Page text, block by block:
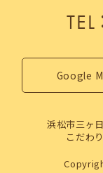
TEL
Google
浜松市三ヶ
こだわ